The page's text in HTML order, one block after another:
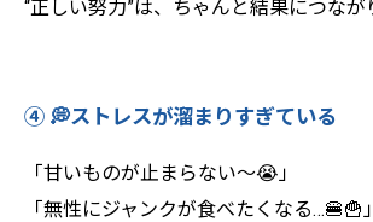
“正しい努力”は、ちゃんと結果につなが
④ 💭ストレスが溜まりすぎている
「甘いものが止まらない〜😭」
「無性にジャンクが食べたくなる…🍔🍟」